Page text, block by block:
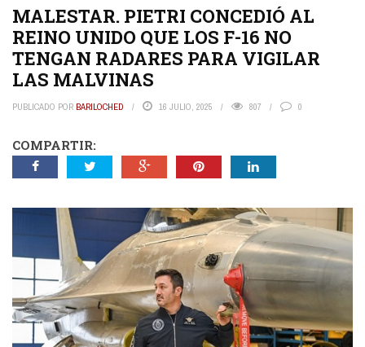
MALESTAR. PIETRI CONCEDIÓ AL
REINO UNIDO QUE LOS F-16 NO
TENGAN RADARES PARA VIGILAR
LAS MALVINAS
PUBLICADO POR BARILOCHED 16 JULIO, 2025 807 0
COMPARTIR: